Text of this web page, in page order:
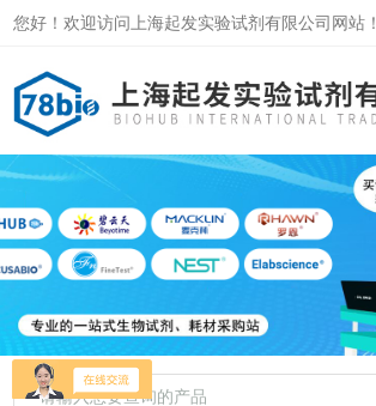
您好！欢迎访问上海起发实验试剂有限公司网站！